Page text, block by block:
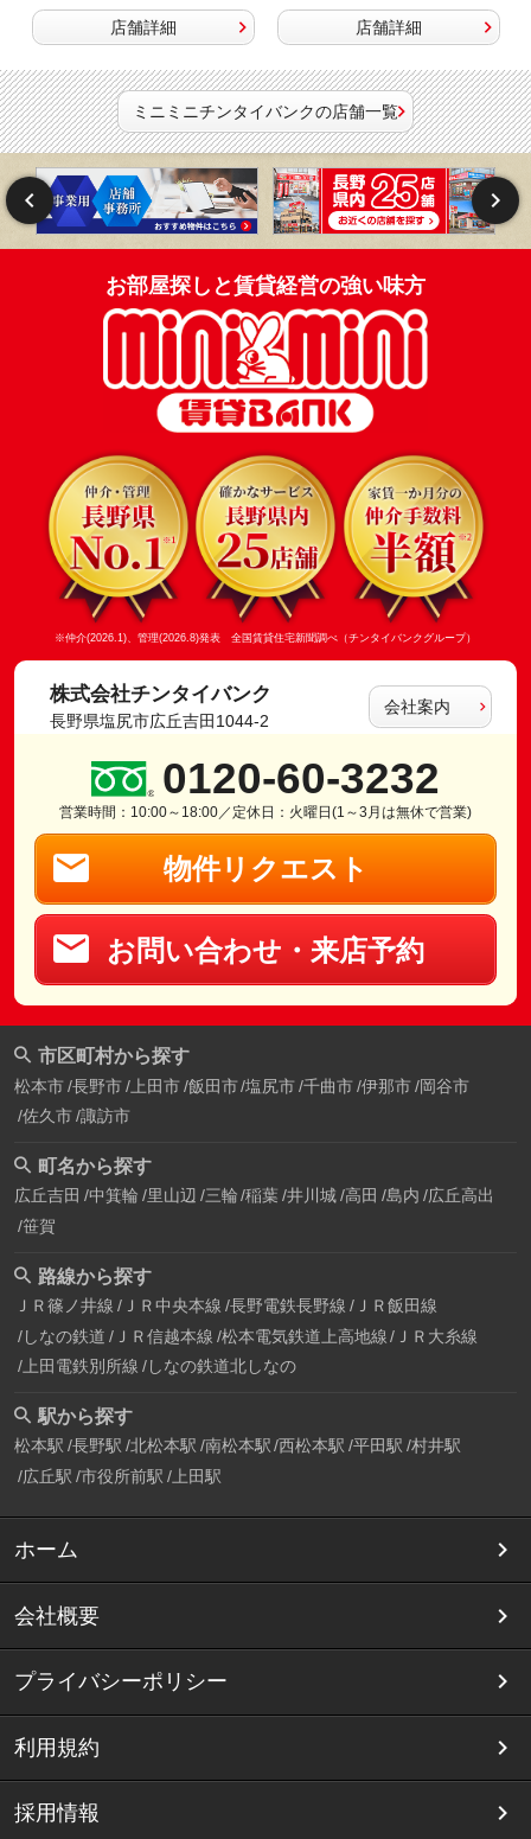
店舗詳細
店舗詳細
ミニミニチンタイバンクの店舗一覧
お部屋探しと賃貸経営の強い味方
※仲介(2026.1)、管理(2026.8)発表 全国賃貸住宅新聞調べ（チンタイバンクグループ）
株式会社チンタイバンク
長野県塩尻市広丘吉田1044-2
会社案内
0120-60-3232
営業時間：10:00～18:00／定休日：火曜日(1～3月は無休で営業)
物件リクエスト
お問い合わせ・来店予約
市区町村から探す
松本市 長野市 上田市 飯田市 塩尻市 千曲市 伊那市 岡谷市
佐久市 諏訪市
町名から探す
広丘吉田 中箕輪 里山辺 三輪 稲葉 井川城 高田 島内 広丘高出
笹賀
路線から探す
ＪＲ篠ノ井線 ＪＲ中央本線 長野電鉄長野線 ＪＲ飯田線
しなの鉄道 ＪＲ信越本線 松本電気鉄道上高地線
ＪＲ大糸線
上田電鉄別所線 しなの鉄道北しなの
駅から探す
松本駅 長野駅 北松本駅 南松本駅 西松本駅 平田駅 村井駅
広丘駅 市役所前駅 上田駅
ホーム
会社概要
プライバシーポリシー
利用規約
採用情報